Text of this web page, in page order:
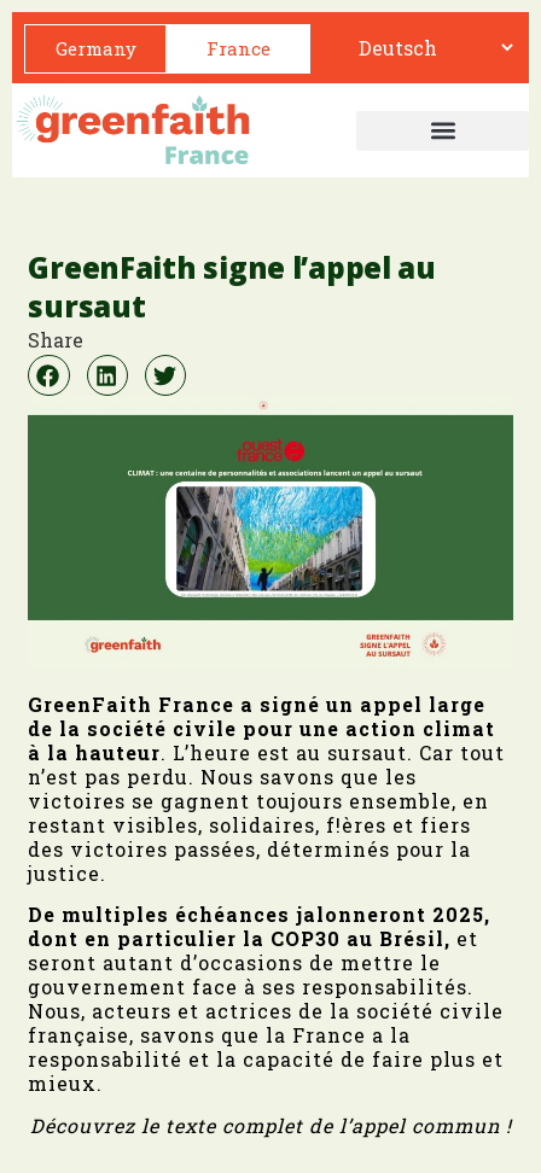
Germany France
GreenFaith signe l’appel au
sursaut
Share
GreenFaith France a signé un appel large
de la société civile pour une action climat
à la hauteur. L’heure est au sursaut. Car tout
n’est pas perdu. Nous savons que les
victoires se gagnent toujours ensemble, en
restant visibles, solidaires, f!ères et fiers
des victoires passées, déterminés pour la
justice.
De multiples échéances jalonneront 2025,
dont en particulier la COP30 au Brésil, et
seront autant d’occasions de mettre le
gouvernement face à ses responsabilités.
Nous, acteurs et actrices de la société civile
française, savons que la France a la
responsabilité et la capacité de faire plus et
mieux.
Découvrez le texte complet de l’appel commun !